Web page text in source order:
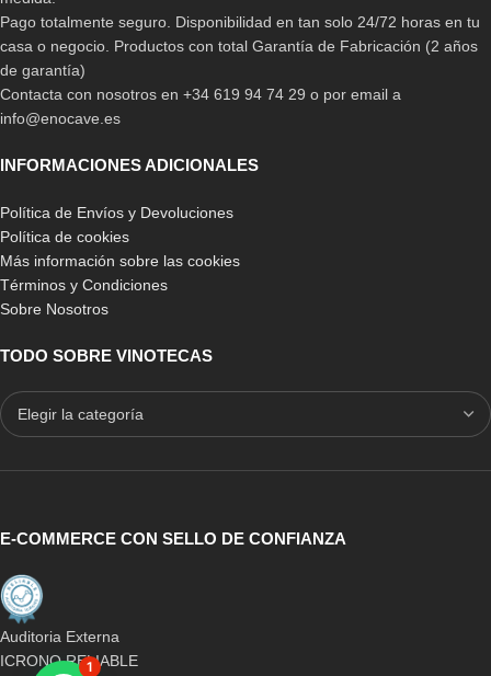
Pago totalmente seguro. Disponibilidad en tan solo 24/72 horas en tu
casa o negocio. Productos con total Garantía de Fabricación (2 años
de garantía)
Contacta con nosotros en +34 619 94 74 29 o por email a
info@enocave.es
INFORMACIONES ADICIONALES
Política de Envíos y Devoluciones
Política de cookies
Más información sobre las cookies
Términos y Condiciones
Sobre Nosotros
TODO SOBRE VINOTECAS
E-COMMERCE CON SELLO DE CONFIANZA
Auditoria Externa
ICRONO RELIABLE
1